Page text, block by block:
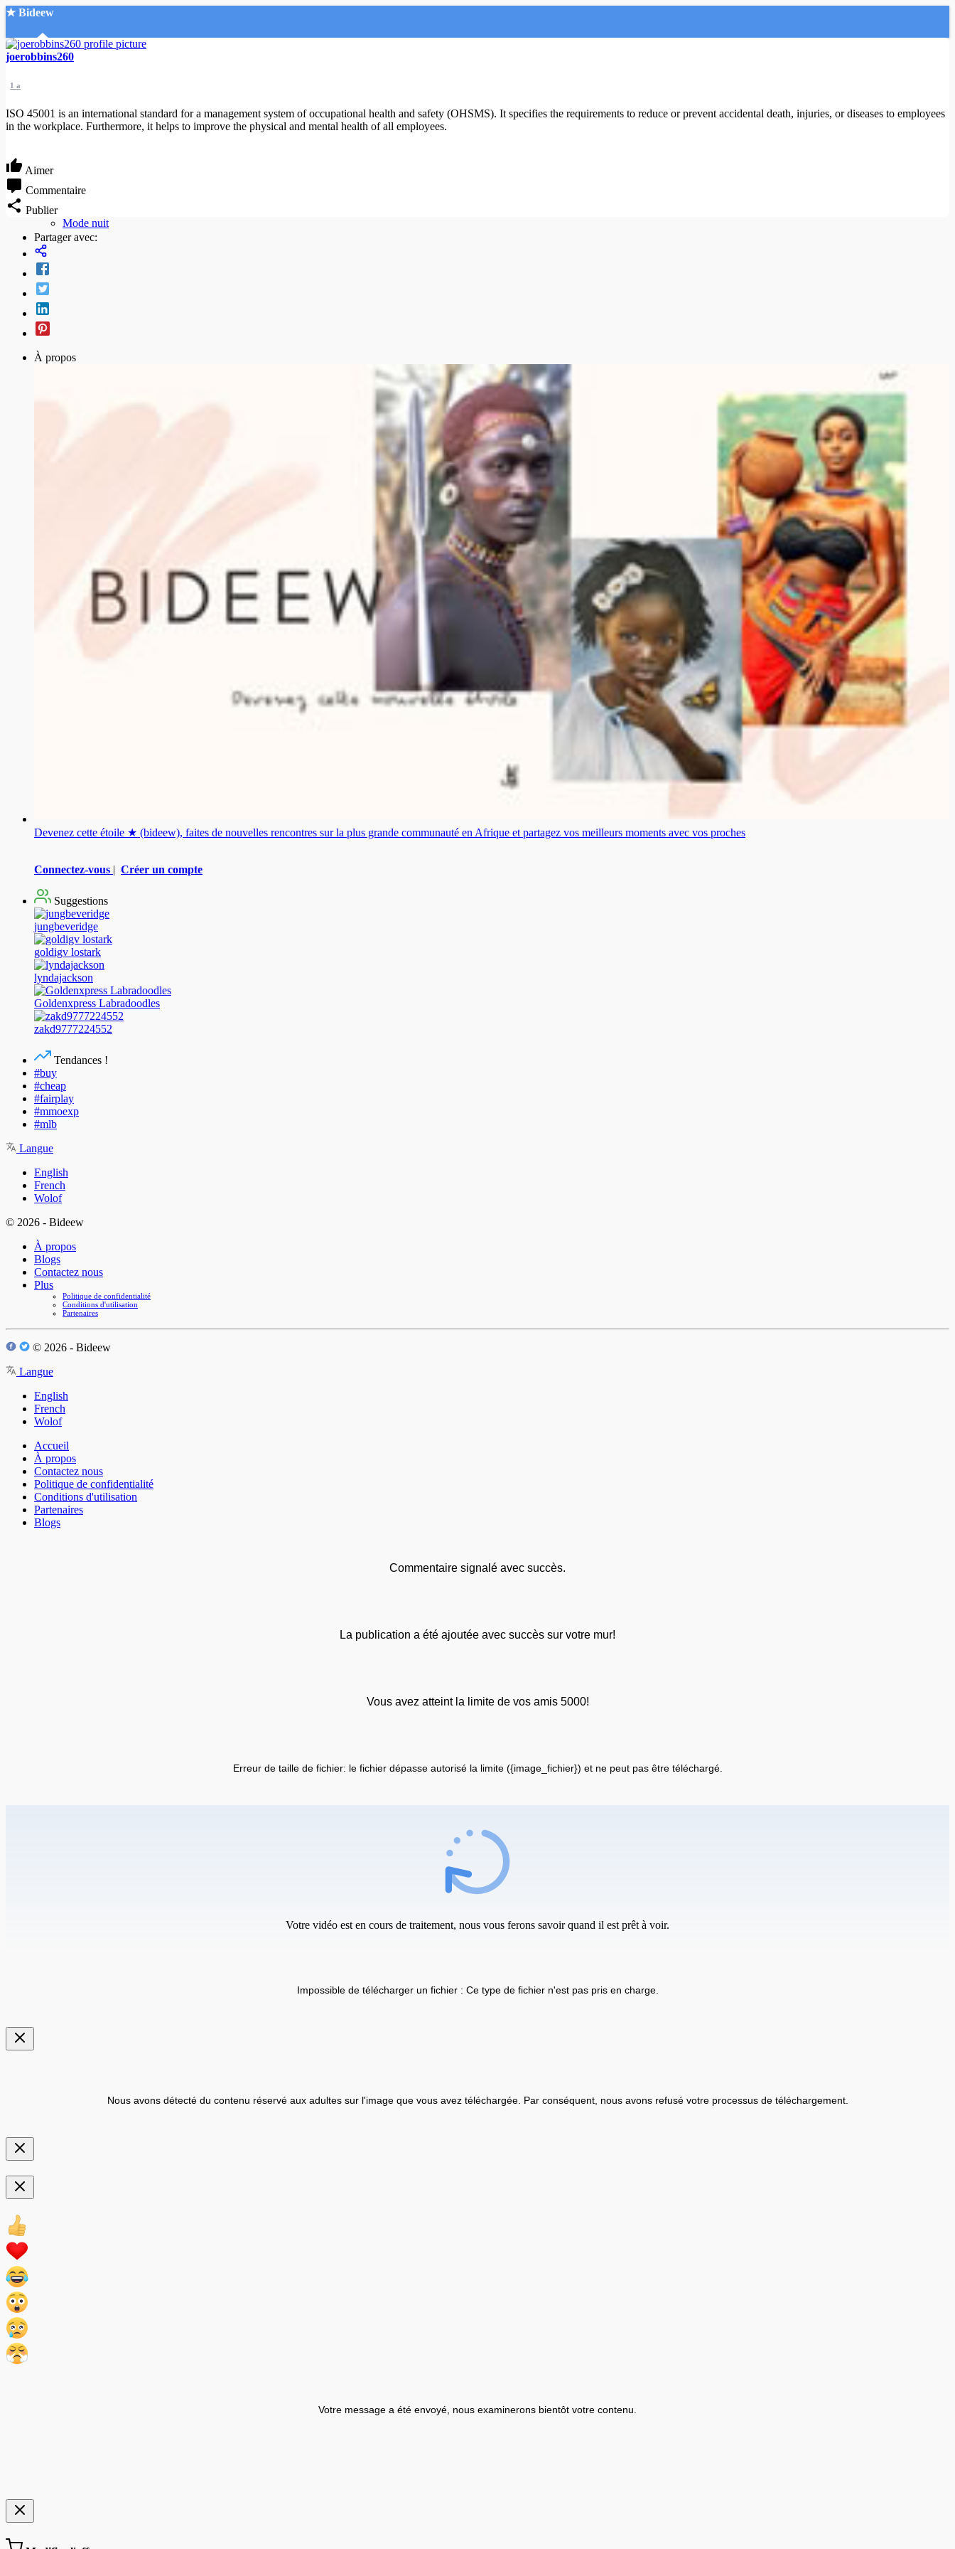
★ Bideew
Accueil
Mon compte
Connexion
Mode nuit
joerobbins260
1 a
ISO 45001 is an international standard for a management system of occupational health and safety (OHSMS). It specifies the requirements to reduce or prevent accidental death, injuries, or diseases to employees
in the workplace. Furthermore, it helps to improve the physical and mental health of all employees.
Aimer
Commentaire
Publier
Partager avec:
À propos
Devenez cette étoile ★ (bideew), faites de nouvelles rencontres sur la plus grande communauté en Afrique et partagez vos meilleurs moments avec vos proches
Connectez-vous | Créer un compte
Suggestions
jungbeveridge
goldigv lostark
lyndajackson
Goldenxpress Labradoodles
zakd9777224552
Tendances !
#buy
#cheap
#fairplay
#mmoexp
#mlb
Langue
English
French
Wolof
© 2026 - Bideew
À propos
Blogs
Contactez nous
Plus
Politique de confidentialité
Conditions d'utilisation
Partenaires
© 2026 - Bideew
Langue
English
French
Wolof
Accueil
À propos
Contactez nous
Politique de confidentialité
Conditions d'utilisation
Partenaires
Blogs
Commentaire signalé avec succès.
La publication a été ajoutée avec succès sur votre mur!
Vous avez atteint la limite de vos amis 5000!
Erreur de taille de fichier: le fichier dépasse autorisé la limite ({image_fichier}) et ne peut pas être téléchargé.
Votre vidéo est en cours de traitement, nous vous ferons savoir quand il est prêt à voir.
Impossible de télécharger un fichier : Ce type de fichier n'est pas pris en charge.
Nous avons détecté du contenu réservé aux adultes sur l'image que vous avez téléchargée. Par conséquent, nous avons refusé votre processus de téléchargement.
Votre message a été envoyé, nous examinerons bientôt votre contenu.